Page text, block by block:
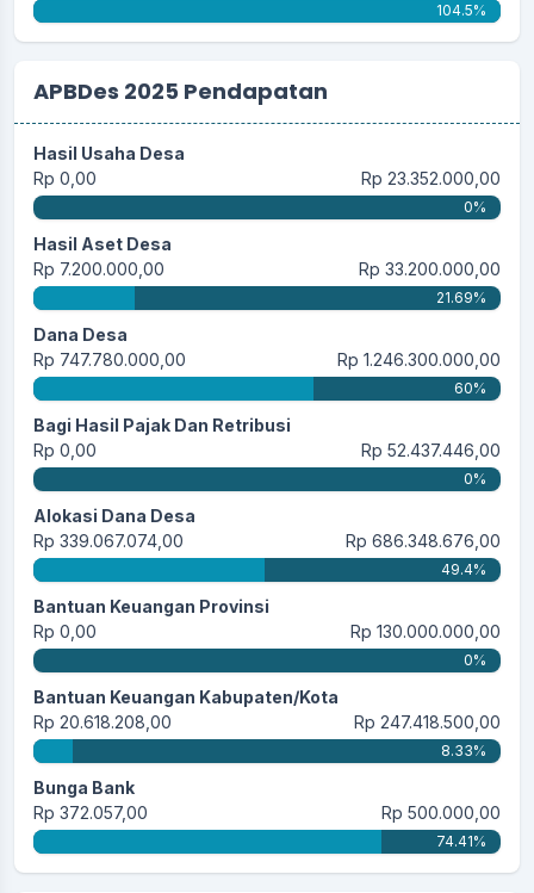
104.5%
APBDes 2025 Pendapatan
Hasil Usaha Desa
Rp 0,00
Rp 23.352.000,00
0%
Hasil Aset Desa
Rp 7.200.000,00
Rp 33.200.000,00
21.69%
Dana Desa
Rp 747.780.000,00
Rp 1.246.300.000,00
60%
Bagi Hasil Pajak Dan Retribusi
Rp 0,00
Rp 52.437.446,00
0%
Alokasi Dana Desa
Rp 339.067.074,00
Rp 686.348.676,00
49.4%
Bantuan Keuangan Provinsi
Rp 0,00
Rp 130.000.000,00
0%
Bantuan Keuangan Kabupaten/Kota
Rp 20.618.208,00
Rp 247.418.500,00
8.33%
Bunga Bank
Rp 372.057,00
Rp 500.000,00
74.41%